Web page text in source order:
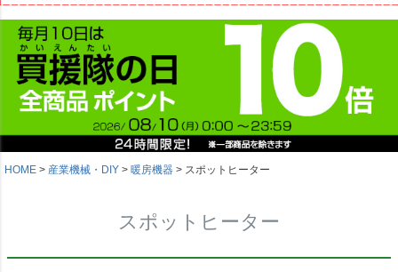
HOME 産業機械・DIY 暖房機器 スポットヒーター
スポットヒーター